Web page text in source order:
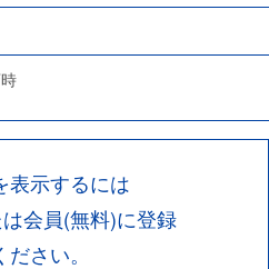
表示するには
会員(無料)に登録
ださい。